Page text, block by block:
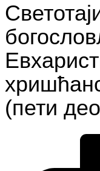
(пети